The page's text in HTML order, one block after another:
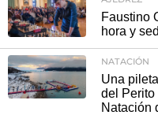
Faustino
hora y
NATACIÓN
Una
del Perito
Natación